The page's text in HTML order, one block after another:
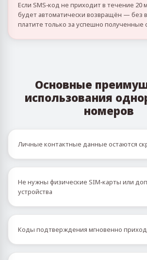
Если SMS‑код не приходит в течение 20
будет автоматически возвращён — без
платите только за успешно полученные
Основные
использования
номеров
Личные контактные данные остаются
Не нужны физические SIM‑карты или
устройства
Коды подтверждения мгновенно